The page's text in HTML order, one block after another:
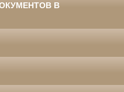
В